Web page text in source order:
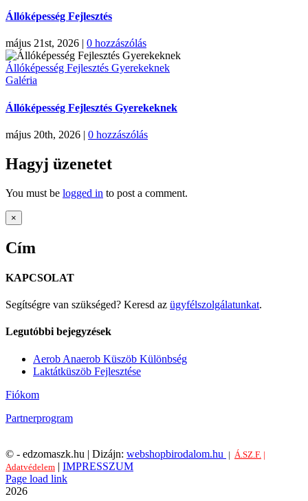
Állóképesség Fejlesztés
május 21st, 2026 | 0 hozzászólás
Állóképesség Fejlesztés Gyerekeknek
Galéria
Állóképesség Fejlesztés Gyerekeknek
május 20th, 2026 | 0 hozzászólás
Hagyj üzenetet
You must be logged in to post a comment.
Close
product
view
×
Cím
KAPCSOLAT
Segítségre van szükséged? Keresd az ügyfélszolgálatunkat.
Legutóbbi bejegyzések
Aerob Anaerob Küszöb Különbség
Laktátküszöb Fejlesztése
Fiókom
Partnerprogram
© - edzomaszk.hu | Dizájn: webshopbirodalom.hu | Á.SZ.F. |
Adatvédelem | IMPRESSZUM
Facebook
Page load link
Go
2026